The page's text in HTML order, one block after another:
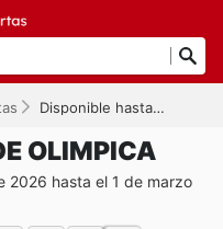
Disponible hasta el 01/03/2026
OLIMPICA
2026 hasta el 1 de marzo